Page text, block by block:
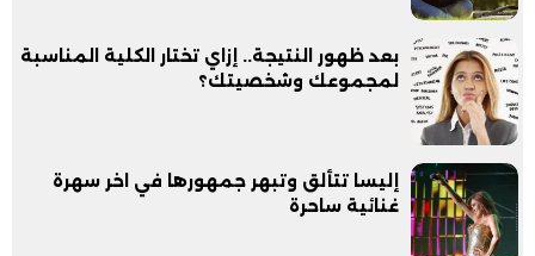
بعد ظهور النتيجة.. إزاي تختار الكلية المناسبة
لمجموعك وشخصيتك؟
إليسا تتألق وتبهر جمهورها في اخر سهرة
غنائية ساحرة